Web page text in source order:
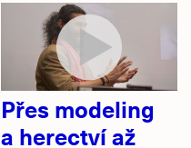
Přes modeling
a herectví až